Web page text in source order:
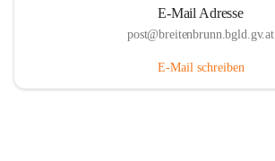
E-Mail Adresse
post@breitenbrunn.bgld.gv.at
E-Mail schreiben